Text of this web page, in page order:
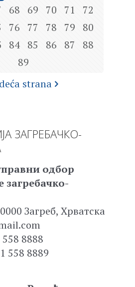
68 69 70 71
72
76 77 78 79
80
84 85 86 87
88
89
strana
ЗАГРЕБАЧКО-
одбор
загребачко-
Загреб, Хрватска
8888
558 8889